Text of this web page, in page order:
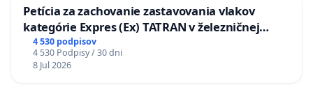
Petícia za zachovanie zastavovania vlakov
kategórie Expres (Ex) TATRAN v železničnej
stanici Púchov
4 530 podpisov
4 530 Podpisy / 30 dni
8 Jul 2026